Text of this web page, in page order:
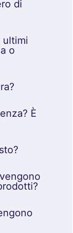
di
ultimi
o
È